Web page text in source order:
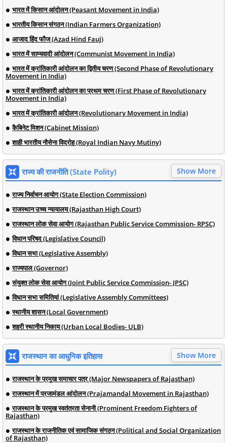
भारत में किसान आंदोलन (Peasant Movement in India)
भारतीय किसान संगठन (Indian Farmers Organization)
आजाद हिंद फौज (Azad Hind Fauj)
भारत में साम्यवादी आंदोलन (Communist Movement in India)
भारत में क्रांतिकारी आंदोलन का द्वितीय चरण (Second Phase of Revolutionary
Movement in India)
भारत में क्रांतिकारी आंदोलन का प्रथम चरण (First Phase of Revolutionary
Movement in India)
भारत में क्रांतिकारी आंदोलन (Revolutionary Movement in India)
कैबिनेट मिशन (Cabinet Mission)
शाही भारतीय नौसेना विद्रोह (Royal Indian Navy Mutiny)
राज्य की राजनीति (State Polity) Show More
राज्य निर्वाचन आयोग (State Election Commission)
राजस्थान उच्च न्यायालय (Rajasthan High Court)
राजस्थान लोक सेवा आयोग (Rajasthan Public Service Commission- RPSC)
विधान परिषद (Legislative Council)
विधान सभा (Legislative Assembly)
राज्यपाल (Governor)
संयुक्त लोक सेवा आयोग (Joint Public Service Commission- JPSC)
विधान सभा समितियां (Legislative Assembly Committees)
स्थानीय शासन (Local Government)
शहरी स्थानीय निकाय (Urban Local Bodies- ULB)
राजस्थान का आधुनिक इतिहास Show More
राजस्थान के प्रमुख समाचार पत्र (Major Newspapers of Rajasthan)
राजस्थान में प्रजामंडल आंदोलन (Prajamandal Movement in Rajasthan)
राजस्थान के प्रमुख स्वतंत्रता सेनानी (Prominent Freedom Fighters of
Rajasthan)
राजस्थान के राजनीतिक एवं सामाजिक संगठन (Political and Social Organization
of Rajasthan)